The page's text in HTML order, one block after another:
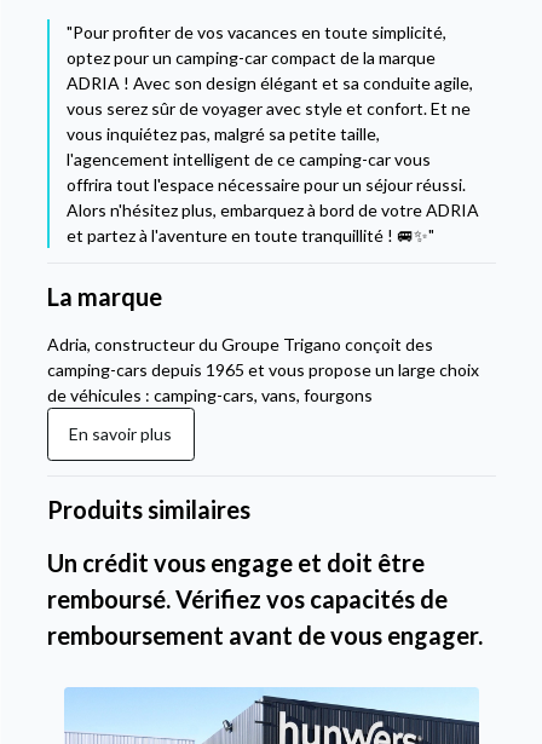
"Pour profiter de vos vacances en toute simplicité,
optez pour un camping-car compact de la marque
ADRIA ! Avec son design élégant et sa conduite agile,
vous serez sûr de voyager avec style et confort. Et ne
vous inquiétez pas, malgré sa petite taille,
l'agencement intelligent de ce camping-car vous
offrira tout l'espace nécessaire pour un séjour réussi.
Alors n'hésitez plus, embarquez à bord de votre ADRIA
et partez à l'aventure en toute tranquillité ! 🚐✨"
La marque
Adria, constructeur du Groupe Trigano conçoit des
camping-cars depuis 1965 et vous propose un large choix
de véhicules : camping-cars, vans, fourgons
En savoir plus
Produits similaires
Un crédit vous engage et doit être
remboursé. Vérifiez vos capacités de
remboursement avant de vous engager.